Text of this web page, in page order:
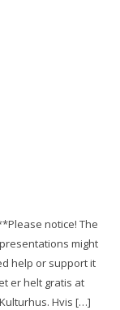
notice! The
might
help or support it
er helt gratis at
Hvis […]